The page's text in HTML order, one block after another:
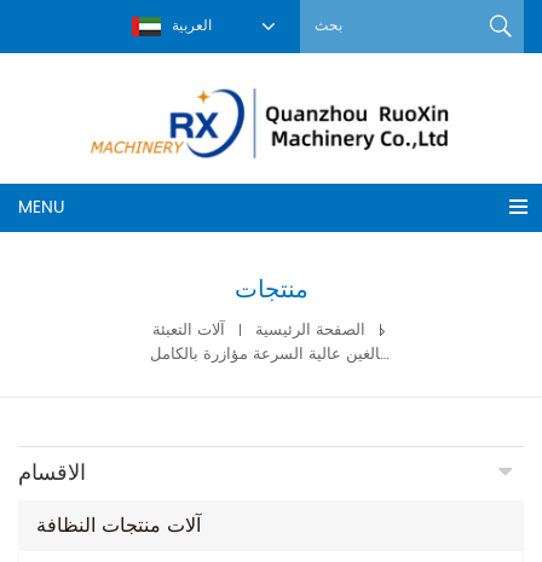
العربية
MENU
منتجات
الصفحة الرئيسية
آلات التعبئة
آلة تعبئة سراويل الحيض للبالغين عالية السرعة مؤازرة بالكامل
الاقسام
آلات منتجات النظافة